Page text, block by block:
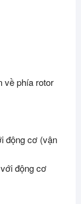
về phía rotor
động cơ (vận
động cơ